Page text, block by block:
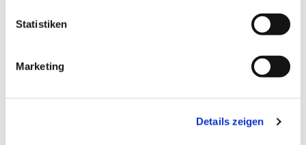
Statistiken
Marketing
Details zeigen